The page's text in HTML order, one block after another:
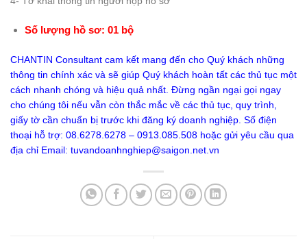
Số lượng hồ sơ: 01 bộ
CHANTIN Consultant cam kết mang đến cho Quý khách những
thông tin chính xác và sẽ giúp Quý khách hoàn tất các thủ tục một
cách nhanh chóng và hiệu quả nhất. Đừng ngần ngại gọi ngay
cho chúng tôi nếu vẫn còn thắc mắc về các thủ tục, quy trình,
giấy tờ cần chuẩn bị trước khi đăng ký doanh nghiệp. Số điện
thoại hỗ trợ: 08.6278.6278 – 0913.085.508 hoặc gửi yêu cầu qua
địa chỉ Email: tuvandoanhnghiep@saigon.net.vn